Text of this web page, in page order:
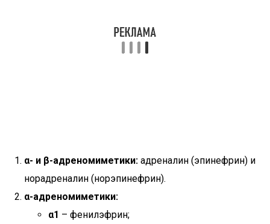
α- и β-адреномиметики: адреналин (эпинефрин) и
норадреналин (норэпинефрин).
α-адреномиметики:
α1 – фенилэфрин;